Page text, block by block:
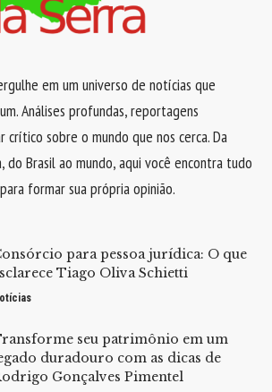
em um universo de notícias que
Análises profundas, reportagens
crítico sobre o mundo que nos cerca. Da
Brasil ao mundo, aqui você encontra tudo
formar sua própria opinião.
para pessoa jurídica: O que
Tiago Oliva Schietti
seu patrimônio em um
duradouro com as dicas de
Gonçalves Pimentel